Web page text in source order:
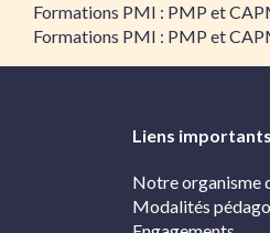
Formations PMI : PMP et
Formations PMI : PMP et
Liens importants
Notre organisme
Modalités